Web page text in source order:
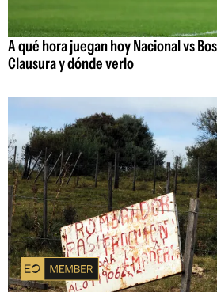
A qué hora juegan hoy Nacional vs
Clausura y dónde verlo